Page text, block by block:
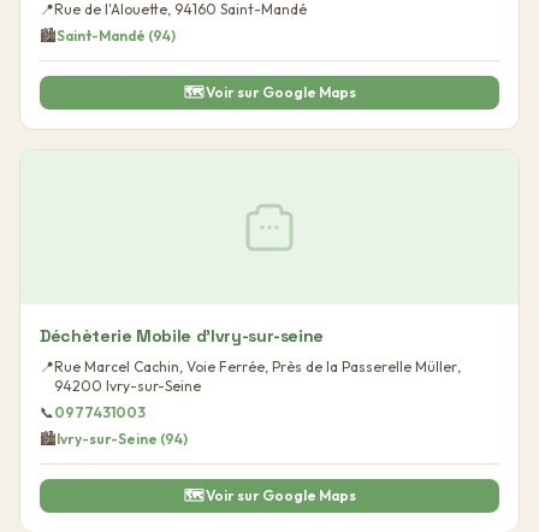
📍Rue de l'Alouette, 94160 Saint-Mandé
🏙️Saint-Mandé (94)
🗺️ Voir sur Google Maps
Déchèterie Mobile d'Ivry-sur-seine
📍Rue Marcel Cachin, Voie Ferrée, Près de la Passerelle Müller,
94200 Ivry-sur-Seine
📞0977431003
🏙️Ivry-sur-Seine (94)
🗺️ Voir sur Google Maps